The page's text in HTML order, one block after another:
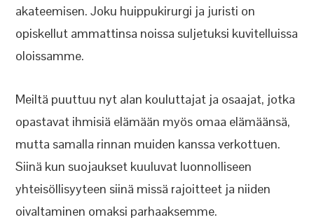
akateemisen. Joku huippukirurgi ja juristi on
opiskellut ammattinsa noissa suljetuksi kuvitelluissa
oloissamme.
Meiltä puuttuu nyt alan kouluttajat ja osaajat, jotka
opastavat ihmisiä elämään myös omaa elämäänsä,
mutta samalla rinnan muiden kanssa verkottuen.
Siinä kun suojaukset kuuluvat luonnolliseen
yhteisöllisyyteen siinä missä rajoitteet ja niiden
oivaltaminen omaksi parhaaksemme.